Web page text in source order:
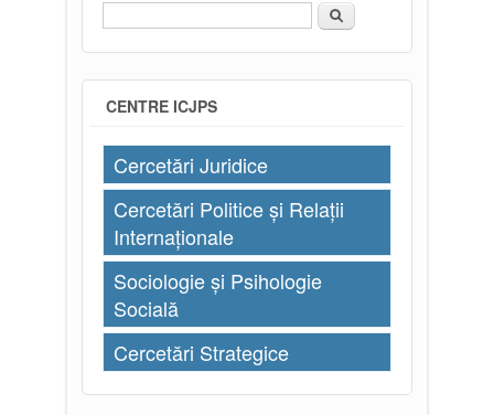
Formular de căutare
Căutare
CENTRE ICJPS
Cercetări Juridice
Cercetări Politice și Relații
Internaționale
Sociologie și Psihologie
Socială
Cercetări Strategice